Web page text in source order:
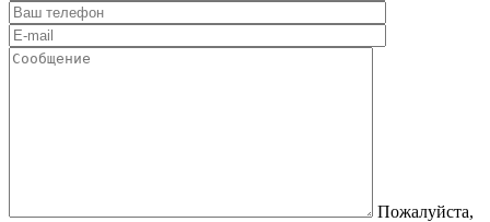
Пожалуйста,